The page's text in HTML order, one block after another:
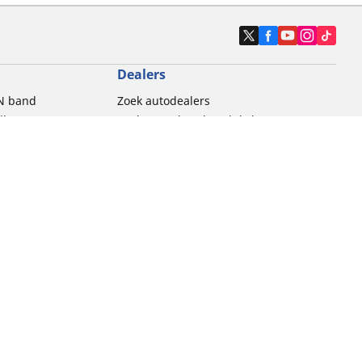
band
Dealers
Zoek autodealers
Zoek motorbandenwinkel